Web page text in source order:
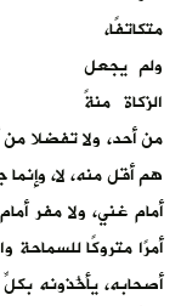
متكاتفًا،
ولم يجعل
الزكاة منةً
من أحد، ولا تفضلا
هم أقل منه، لا،
أمام غني، ولا مفر
أمرًا متروكًا
أصحابه، يأخُذونه